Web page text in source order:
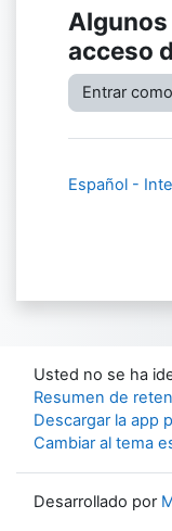
acceso
Entrar
Español -
Usted no se ha
Resumen de
Descargar la app
Cambiar al tema
Desarrollado por